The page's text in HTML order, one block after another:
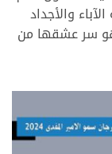
والأجداد
هو سر عشقها من